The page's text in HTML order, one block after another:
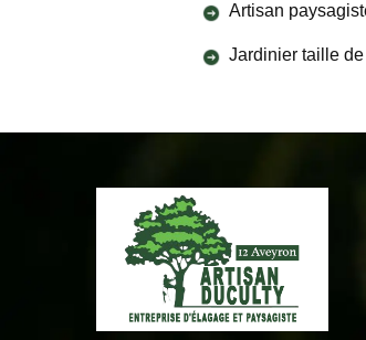
Artisan
Jardinier taille